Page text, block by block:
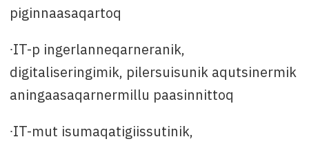
piginnaasaqartoq
∙IT-p ingerlanneqarneranik,
digitaliseringimik, pilersuisunik aqutsinermik
aningaasaqarnermillu paasinnittoq
∙IT-mut isumaqatigiissutinik,